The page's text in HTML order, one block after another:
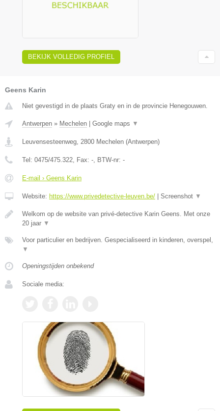
BEKIJK VOLLEDIG PROFIEL
Geens Karin
Niet gevestigd in de plaats Graty en in de provincie Henegouwen.
Antwerpen » Mechelen | Google maps ▼
Leuvensesteenweg 2800 Mechelen (Antwerpen)
Tel: 0475/475.322 , Fax: - , BTW-nr: -
E-mail › Geens Karin
Website: https://www.privedetective-leuven.be/ | Screenshot ▼
Welkom op de website van privé-detective Karin Geens. Met onze
20 jaar ▼
Voor particulier en bedrijven. Gespecialiseerd in kinderen, overspel,
▼
Openingstijden onbekend
Sociale media: